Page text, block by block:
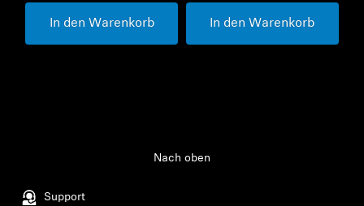
In den Warenkorb In den Warenkorb
Support
Nach oben